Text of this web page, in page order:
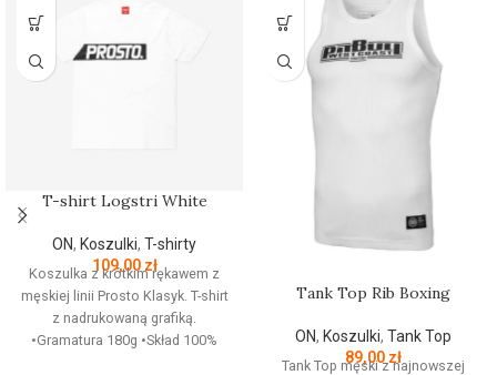
T-shirt Logstri White
ON, Koszulki, T-shirty
109,00 zł
Koszulka z krótkim rękawem z
męskiej linii Prosto Klasyk. T-shirt
z nadrukowaną grafiką.
•Gramatura 180g •Skład 100%
Tank Top Rib Boxing
ON, Koszulki, Tank Top
89,00 zł
Tank Top męski z najnowszej